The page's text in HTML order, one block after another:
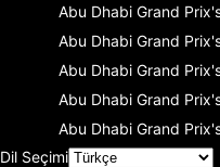
Abu Dhabi Grand
Abu Dhabi Grand
Abu Dhabi Grand
Abu Dhabi Grand
Abu Dhabi Grand
Dil Seçimi